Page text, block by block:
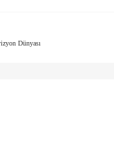
Dünyası